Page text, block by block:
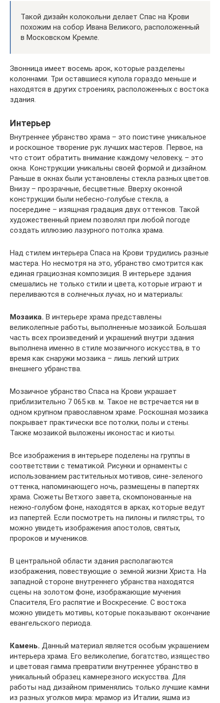
Такой дизайн колокольни делает Спас на Крови
похожим на собор Ивана Великого, расположенный
в Московском Кремле.
Звонница имеет восемь арок, которые разделены
колоннами. Три оставшиеся купола гораздо меньше и
находятся в других строениях, расположенных с востока
здания.
Интерьер
Внутреннее убранство храма – это поистине уникальное
и роскошное творение рук лучших мастеров. Первое, на
что стоит обратить внимание каждому человеку, – это
окна. Конструкции уникальны своей формой и дизайном.
Раньше в окнах были установлены стекла разных цветов.
Внизу – прозрачные, бесцветные. Вверху оконной
конструкции были небесно-голубые стекла, а
посередине – изящная градация двух оттенков. Такой
художественный прием позволял при любой погоде
создать иллюзию лазурного потолка храма.
Над стилем интерьера Спаса на Крови трудились разные
мастера. Но несмотря на это, убранство смотрится как
единая грациозная композиция. В интерьере здания
смешались не только стили и цвета, которые играют и
переливаются в солнечных лучах, но и материалы:
Мозаика. В интерьере храма представлены
великолепные работы, выполненные мозаикой. Большая
часть всех произведений и украшений внутри здания
выполнена именно в стиле мозаичного искусства, в то
время как снаружи мозаика – лишь легкий штрих
внешнего убранства.
Мозаичное убранство Спаса на Крови украшает
приблизительно 7 065 кв. м. Такое не встречается ни в
одном крупном православном храме. Роскошная мозаика
покрывает практически все потолки, полы и стены.
Также мозаикой выложены иконостас и киоты.
Все изображения в интерьере поделены на группы в
соответствии с тематикой. Рисунки и орнаменты с
использованием растительных мотивов, сине-зеленого
оттенка, напоминающего ночь, размещены в папертях
храма. Сюжеты Ветхого завета, скомпонованные на
нежно-голубом фоне, находятся в арках, которые ведут
из папертей. Если посмотреть на пилоны и пилястры, то
можно увидеть изображения апостолов, святых,
пророков и мучеников.
В центральной области здания располагаются
изображения, повествующие о земной жизни Христа. На
западной стороне внутреннего убранства находятся
сцены на золотом фоне, изображающие мучения
Спасителя, Его распятие и Воскресение. С востока
можно увидеть мотивы, которые показывают окончание
евангельского периода.
Камень. Данный материал является особым украшением
интерьера храма. Его великолепие, богатство, изящество
и цветовая гамма превратили внутреннее убранство в
уникальный образец камнерезного искусства. Для
работы над дизайном применялись только лучшие камни
из разных уголков мира: мрамор из Италии, яшма из